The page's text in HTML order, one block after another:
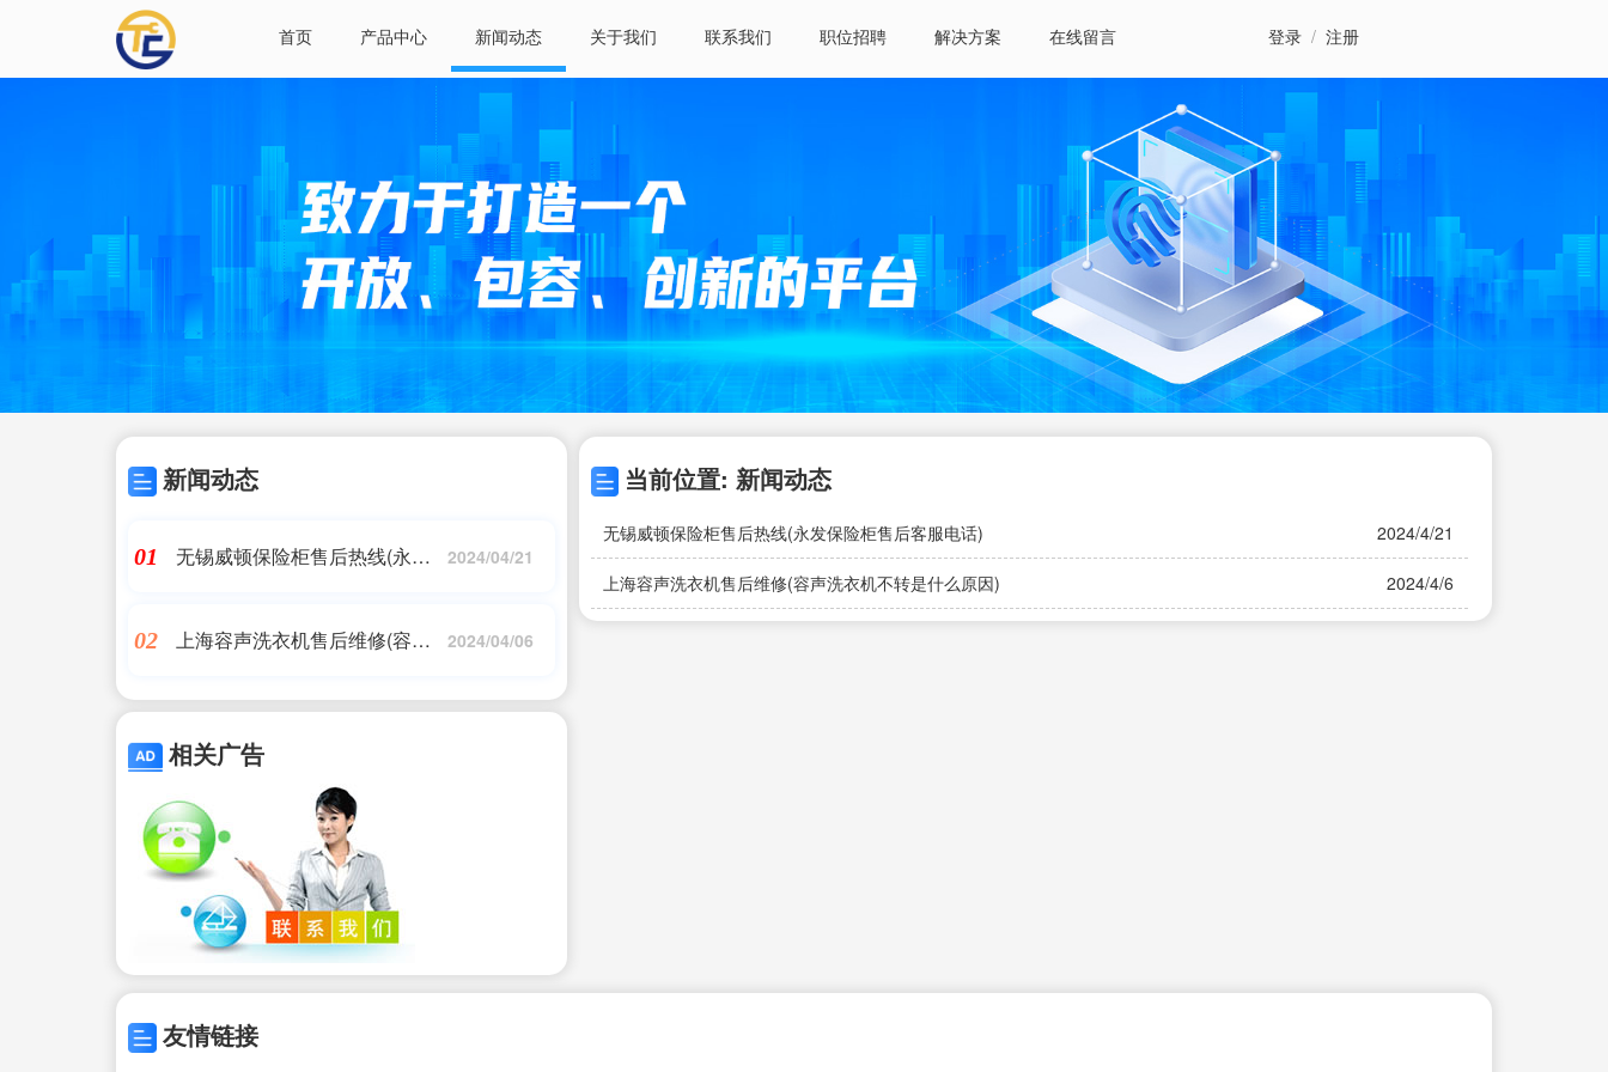
首页 产品中心 新闻动态 关于我们 联系我们 职位招聘 解决方案 在线留言 登录 / 注册
新闻动态
01
无锡威顿保险柜售后热线(永发
2024/04/21
02
上海容声洗衣机售后维修(容声
2024/04/06
相关广告
当前位置: 新闻动态
无锡威顿保险柜售后热线(永发保险柜售后客服电话) 2024/4/21
上海容声洗衣机售后维修(容声洗衣机不转是什么原因) 2024/4/6
友情链接